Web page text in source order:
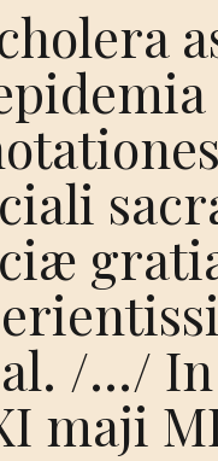
/…/
maji